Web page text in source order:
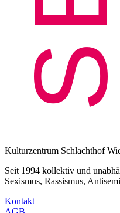
Kulturzentrum Schlachthof
Seit 1994 kollektiv und
Sexismus, Rassismus,
Kontakt